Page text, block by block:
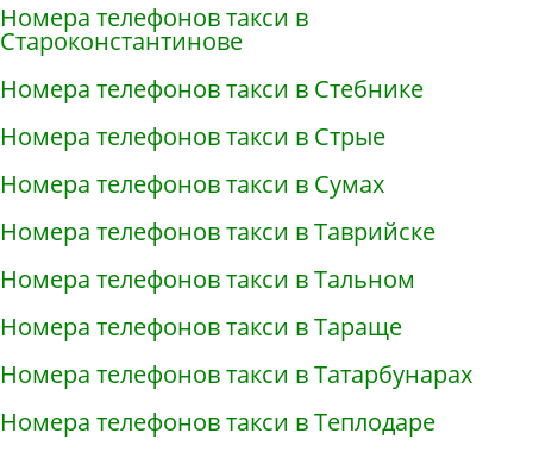
Номера телефонов такси в
Староконстантинове
Номера телефонов такси в Стебнике
Номера телефонов такси в Стрые
Номера телефонов такси в Сумах
Номера телефонов такси в Таврийске
Номера телефонов такси в Тальном
Номера телефонов такси в Тараще
Номера телефонов такси в Татарбунарах
Номера телефонов такси в Теплодаре